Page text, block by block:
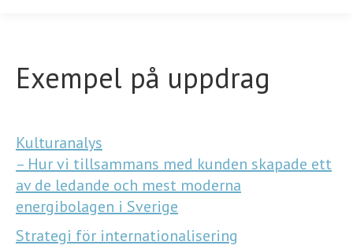
Exempel på uppdrag
Kulturanalys
– Hur vi tillsammans med kunden skapade ett
av de ledande och mest moderna
energibolagen i Sverige
Strategi för internationalisering